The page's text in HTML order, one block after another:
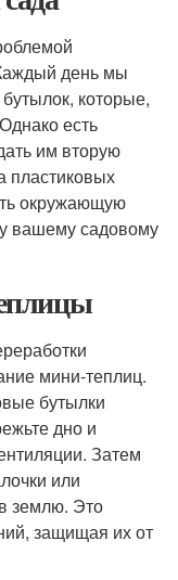
день мы
которые,
есть
им вторую
пластиковых
окружающую
вашему садовому
мини-теплиц.
бутылки
дно и
Затем
или
землю. Это
защищая их от